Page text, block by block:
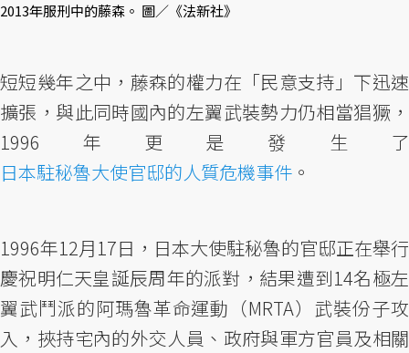
2013年服刑中的藤森。 圖／《法新社》
短短幾年之中，藤森的權力在「民意支持」下迅速
擴張，與此同時國內的左翼武裝勢力仍相當猖獗，
1996年更是發生了
日本駐秘魯大使官邸的人質危機事件 。
1996年12月17日，日本大使駐秘魯的官邸正在舉行
慶祝明仁天皇誕辰周年的派對，結果遭到14名極左
翼武鬥派的阿瑪魯革命運動（MRTA）武裝份子攻
入，挾持宅內的外交人員、政府與軍方官員及相關